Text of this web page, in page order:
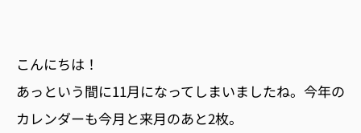
こんにちは！
あっという間に11月になってしまいましたね。今年の
カレンダーも今月と来月のあと2枚。